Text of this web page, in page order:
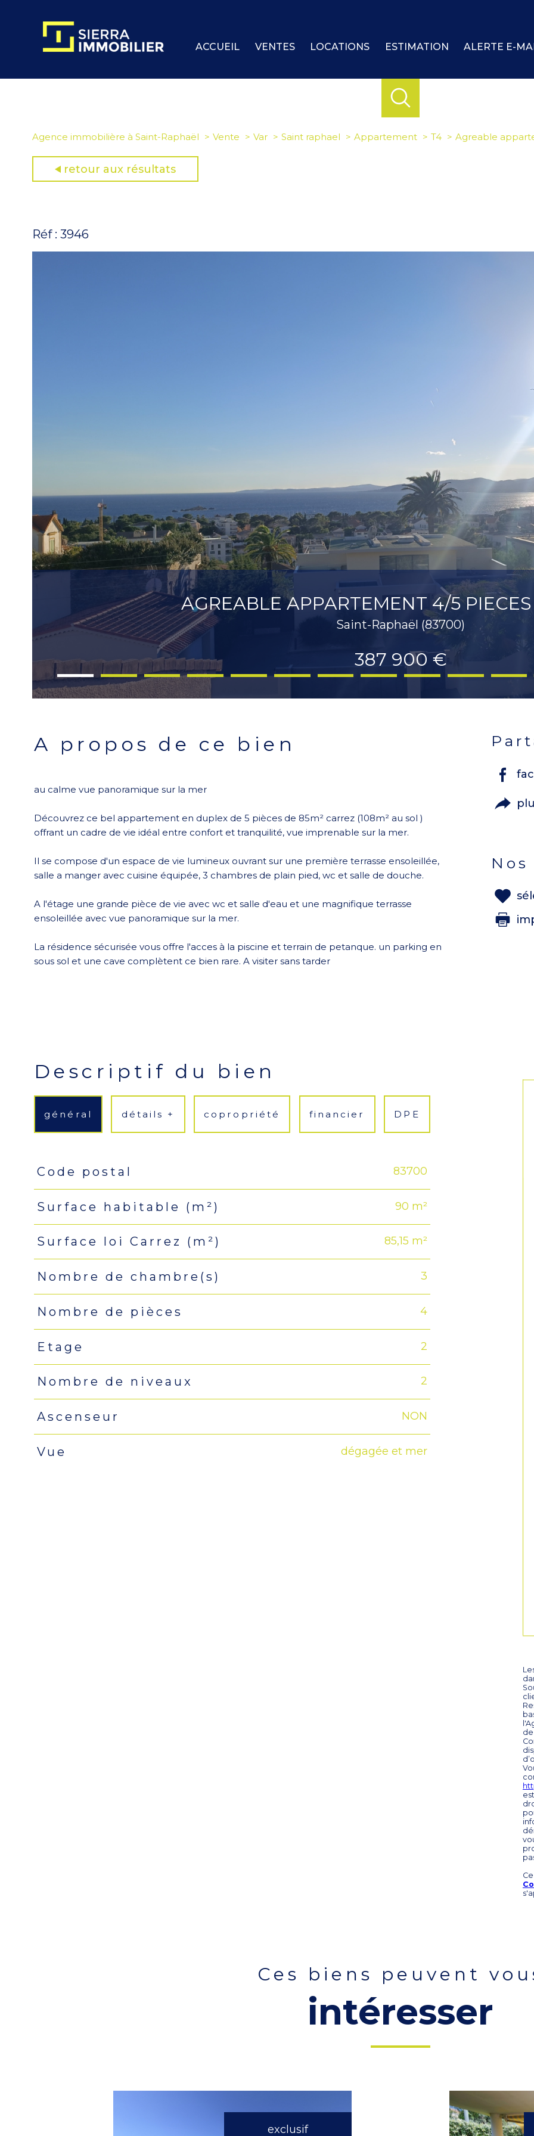
ACCUEIL VENTES LOCATIONS ESTIMATION ALERTE E-
Agence immobilière à Saint-Raphaël Vente Var Saint raphael Appartement T4 Agreable
retour aux résultats
Réf : 3946
AGREABLE APPARTEMENT 4/5
Saint-Raphaël (83700)
387 900 €
a propos de ce bien
au calme vue panoramique sur la mer
Découvrez ce bel appartement en duplex de 5 pièces de 85m² carrez (108m² au sol )
offrant un cadre de vie idéal entre confort et tranquilité, vue imprenable sur la mer.
Il se compose d'un espace de vie lumineux ouvrant sur une première terrasse ensoleillée,
salle a manger avec cuisine équipée, 3 chambres de plain pied, wc et salle de douche.
A l'étage une grande pièce de vie avec wc et salle d'eau et une magnifique terrasse
ensoleillée avec vue panoramique sur la mer.
La résidence sécurisée vous offre l'acces à la piscine et terrain de petanque. un parking en
sous sol et une cave complètent ce bien rare. A visiter sans tarder
descriptif du bien
général détails + copropriété financier DPE
TRAD_PAMPERO_Caracteristique
Code postal 83700
Surface habitable (m²) 90 m²
Surface loi Carrez (m²) 85,15 m²
Nombre de chambre(s) 3
Nombre de pièces 4
Etage 2
Nombre de niveaux 2
Ascenseur NON
Vue dégagée et mer
ces biens peuvent
intéresser
exclusif